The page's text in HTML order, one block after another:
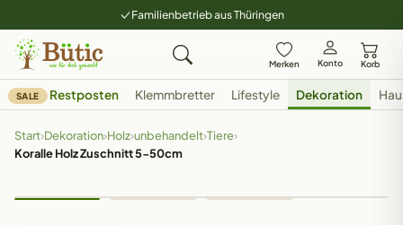
Familienbetrieb aus Thüringen
Merken Konto Korb
SALE Restposten Klemmbretter Lifestyle Dekoration
Start›Dekoration›Holz›unbehandelt›Tiere›
Koralle Holz Zuschnitt 5-50cm